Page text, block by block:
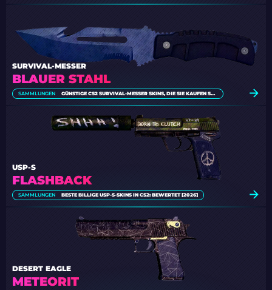
BLAUER STAHL
SURVIVAL-MESSER
SAMMLUNGEN GÜNSTIGE CS2 SURVIVAL-MESSER SKINS, DIE SIE KAUFEN SOLLTEN [2026]
FLASHBACK
USP-S
SAMMLUNGEN BESTE BILLIGE USP-S-SKINS IN CS2: BEWERTET [2026]
METEORIT
DESERT EAGLE